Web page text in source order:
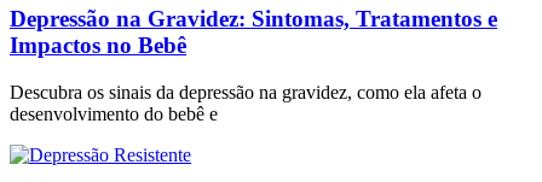
Depressão na Gravidez: Sintomas, Tratamentos e
Impactos no Bebê
Descubra os sinais da depressão na gravidez, como ela afeta o
desenvolvimento do bebê e